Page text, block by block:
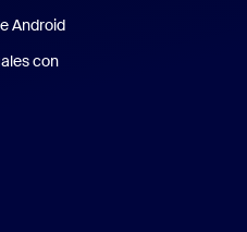
AndroidAplicación de Android
con